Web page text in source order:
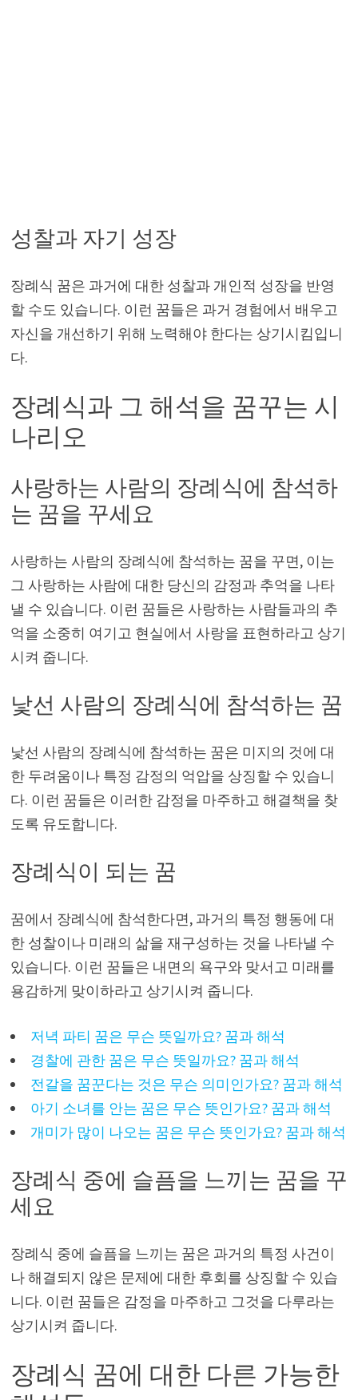
성찰과 자기 성장
장례식 꿈은 과거에 대한 성찰과 개인적 성장을 반영
할 수도 있습니다. 이런 꿈들은 과거 경험에서 배우고
자신을 개선하기 위해 노력해야 한다는 상기시킴입니
다.
장례식과 그 해석을 꿈꾸는 시
나리오
사랑하는 사람의 장례식에 참석하
는 꿈을 꾸세요
사랑하는 사람의 장례식에 참석하는 꿈을 꾸면, 이는
그 사랑하는 사람에 대한 당신의 감정과 추억을 나타
낼 수 있습니다. 이런 꿈들은 사랑하는 사람들과의 추
억을 소중히 여기고 현실에서 사랑을 표현하라고 상기
시켜 줍니다.
낯선 사람의 장례식에 참석하는 꿈
낯선 사람의 장례식에 참석하는 꿈은 미지의 것에 대
한 두려움이나 특정 감정의 억압을 상징할 수 있습니
다. 이런 꿈들은 이러한 감정을 마주하고 해결책을 찾
도록 유도합니다.
장례식이 되는 꿈
꿈에서 장례식에 참석한다면, 과거의 특정 행동에 대
한 성찰이나 미래의 삶을 재구성하는 것을 나타낼 수
있습니다. 이런 꿈들은 내면의 욕구와 맞서고 미래를
용감하게 맞이하라고 상기시켜 줍니다.
저녁 파티 꿈은 무슨 뜻일까요? 꿈과 해석
경찰에 관한 꿈은 무슨 뜻일까요? 꿈과 해석
전갈을 꿈꾼다는 것은 무슨 의미인가요? 꿈과 해석
아기 소녀를 안는 꿈은 무슨 뜻인가요? 꿈과 해석
개미가 많이 나오는 꿈은 무슨 뜻인가요? 꿈과 해석
장례식 중에 슬픔을 느끼는 꿈을 꾸
세요
장례식 중에 슬픔을 느끼는 꿈은 과거의 특정 사건이
나 해결되지 않은 문제에 대한 후회를 상징할 수 있습
니다. 이런 꿈들은 감정을 마주하고 그것을 다루라는
상기시켜 줍니다.
장례식 꿈에 대한 다른 가능한